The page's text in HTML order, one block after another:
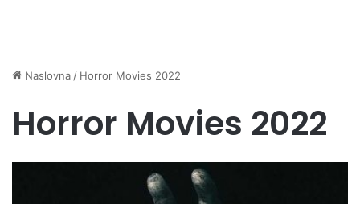
Naslovna / Horror Movies 2022
Horror Movies 2022